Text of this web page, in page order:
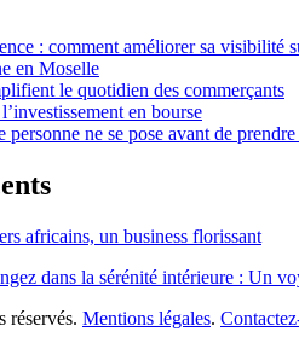
: comment améliorer sa visibilité
en Moselle
le quotidien des commerçants
en bourse
personne ne se pose avant de
africains, un business florissant
dans la sérénité intérieure : Un
Mentions légales.